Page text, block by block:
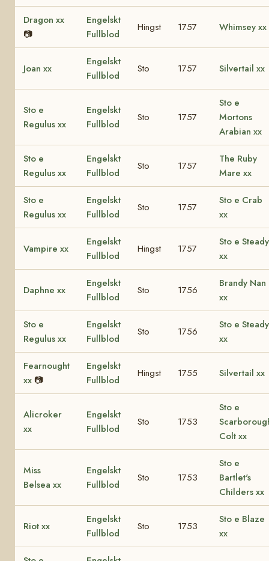
Dragon xx
📷
Engelskt
Fullblod
Hingst 1757 Whimsey xx
Joan xx
Engelskt
Fullblod
Sto 1757 Silvertail xx
Sto e
Regulus xx
Engelskt
Fullblod
Sto 1757
Sto e
Mortons
Arabian xx
Sto e
Regulus xx
Engelskt
Fullblod
Sto 1757
The Ruby
Mare xx
Sto e
Regulus xx
Engelskt
Fullblod
Sto 1757
Sto e Crab
xx
Vampire xx
Engelskt
Fullblod
Hingst 1757
Sto e Steady
xx
Daphne xx
Engelskt
Fullblod
Sto 1756
Brandy Nan
xx
Sto e
Regulus xx
Engelskt
Fullblod
Sto 1756
Sto e Steady
xx
Fearnought
xx 📷
Engelskt
Fullblod
Hingst 1755 Silvertail xx
Alicroker
xx
Engelskt
Fullblod
Sto 1753
Sto e
Colt xx
Miss
Belsea xx
Engelskt
Fullblod
Sto 1753
Sto e
Bartlet's
Childers xx
Riot xx
Engelskt
Fullblod
Sto 1753
Sto e Blaze
xx